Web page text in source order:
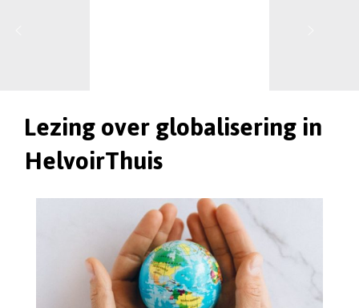
Lezing over globalisering in
HelvoirThuis